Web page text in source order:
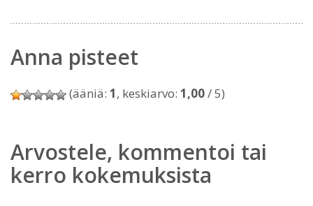
Anna pisteet
(ääniä: 1, keskiarvo: 1,00/ 5)
Arvostele, kommentoi tai
kerro kokemuksista